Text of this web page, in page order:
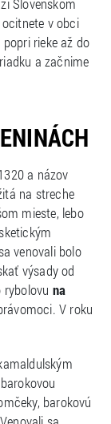
v obci
rieke až do
a začnime
a názov
na streche
mieste, lebo
venovali bolo
výsady od
na
V roku
barokovú